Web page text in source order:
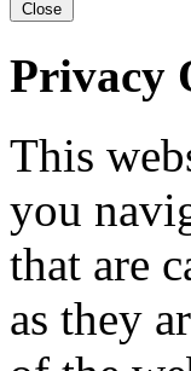
Close
Privacy
This
you
that are
as they